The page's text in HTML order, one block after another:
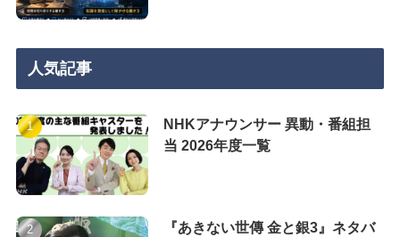
人気記事
NHKアナウンサー 異動・番組担
当 2026年度一覧
『あきない世傳 金と銀3』ネタバ